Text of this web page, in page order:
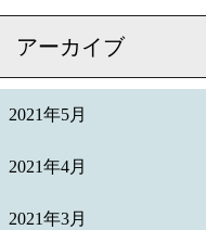
アーカイブ
2021年5月
2021年4月
2021年3月